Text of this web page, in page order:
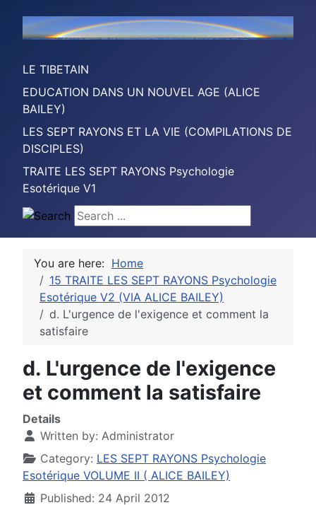
LE TIBETAIN
EDUCATION DANS UN NOUVEL AGE (ALICE
BAILEY)
LES SEPT RAYONS ET LA VIE (COMPILATIONS DE
DISCIPLES)
TRAITE LES SEPT RAYONS Psychologie
Esotérique V1
Search ...
You are here: Home
15 TRAITE LES SEPT RAYONS Psychologie
Esotérique V2 (VIA ALICE BAILEY)
d. L'urgence de l'exigence et comment la
satisfaire
d. L'urgence de l'exigence
et comment la satisfaire
Details
Written by: Administrator
Category: LES SEPT RAYONS Psychologie
Esotérique VOLUME II ( ALICE BAILEY)
Published: 24 April 2012